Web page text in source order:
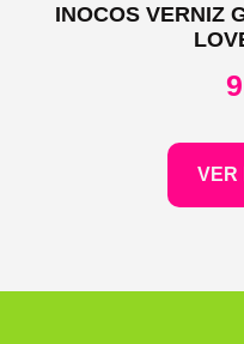
INOCOS VERNIZ
VER